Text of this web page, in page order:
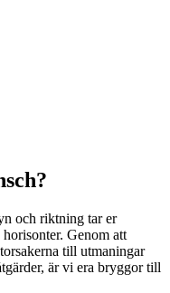
och riktning tar er
Genom att
till utmaningar
är vi era bryggor till